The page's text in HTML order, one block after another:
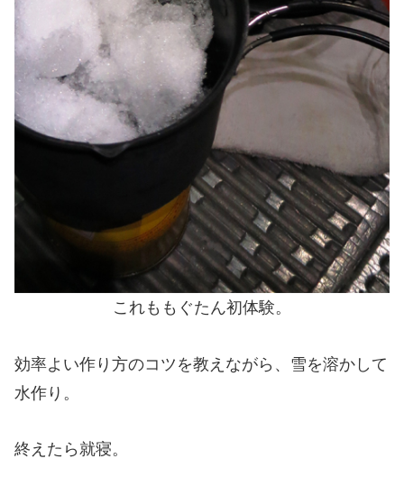
これももぐたん初体験。
効率よい作り方のコツを教えながら、雪を溶かして
水作り。
終えたら就寝。